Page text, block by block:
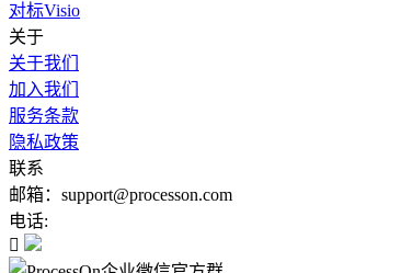
对标Visio
关于
关于我们
加入我们
服务条款
隐私政策
联系
邮箱：support@processon.com
电话:
